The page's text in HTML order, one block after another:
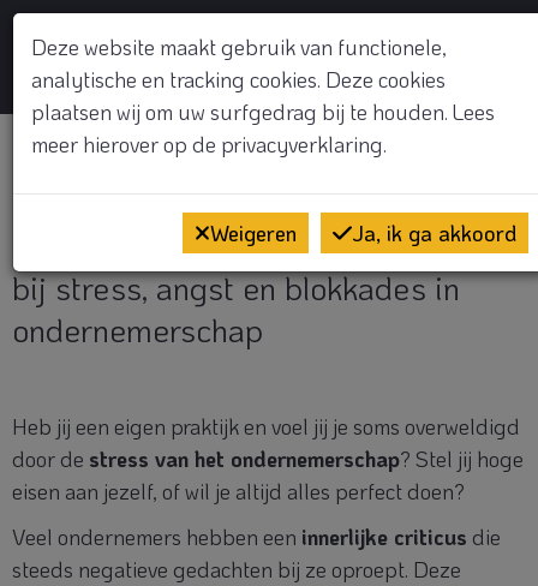
GRATIS KENNISMAKINGSGESPREK
Ontspannen in je praktijk
bij stress, angst en blokkades in
ondernemerschap
Heb jij een eigen praktijk en voel jij je soms overweldigd
door de stress van het ondernemerschap? Stel jij hoge
eisen aan jezelf, of wil je altijd alles perfect doen?
Veel ondernemers hebben een innerlijke criticus die
steeds negatieve gedachten bij ze oproept. Deze
Deze website maakt gebruik van functionele,
analytische en tracking cookies. Deze cookies
plaatsen wij om uw surfgedrag bij te houden. Lees
meer hierover op de privacyverklaring.
Weigeren Ja, ik ga akkoord